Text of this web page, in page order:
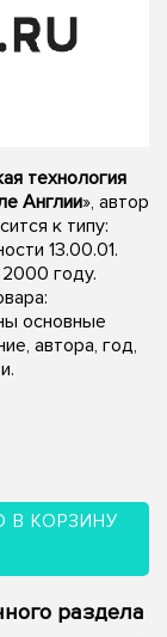
технология
Англии», автор
к типу:
13.00.01.
году.
основные
автора, год,
В КОРЗИНУ
раздела